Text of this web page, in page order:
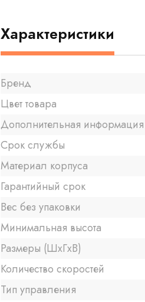
Характеристики
Бренд
Цвет товара
Дополнительная информация
Срок службы
Материал корпуса
Гарантийный срок
Вес без упаковки
Минимальная высота
Размеры (ШxГxВ)
Количество скоростей
Тип управления